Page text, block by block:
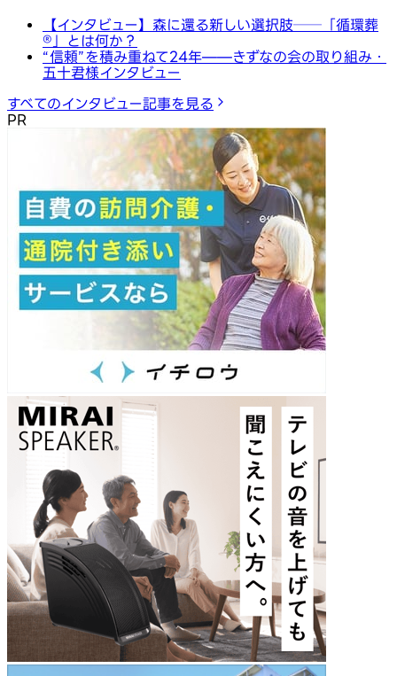
【インタビュー】森に還る新しい選択肢──「循環葬
®︎」とは何か？
“信頼”を積み重ねて24年——きずなの会の取り組み・
五十君様インタビュー
すべてのインタビュー記事を見る
PR